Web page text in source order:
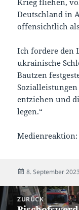
Deutschland in
offensichtlich
Ich fordere den
ukrainische
Bautzen
entziehen und
legen.“
Veröffentlicht
8. September 2023
Beitragsnavigation
ZURÜCK